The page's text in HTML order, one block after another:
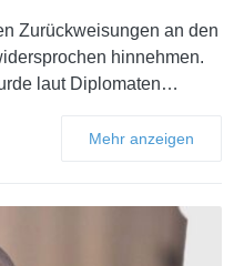
Zurückweisungen an den
hinnehmen.
laut Diplomaten…
Mehr anzeigen